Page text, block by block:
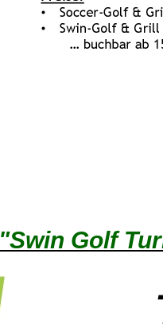
"Swin Golf